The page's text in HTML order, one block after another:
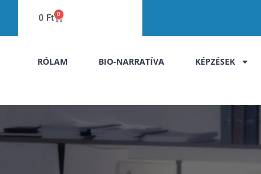
0 Ft 0
RÓLAM BIO-NARRATÍVA KÉPZÉSEK